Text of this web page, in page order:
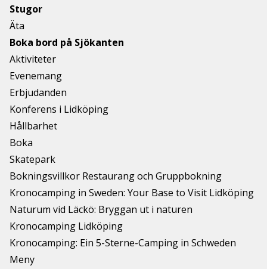
Stugor
Äta
Boka bord på Sjökanten
Aktiviteter
Evenemang
Erbjudanden
Konferens i Lidköping
Hållbarhet
Boka
Skatepark
Bokningsvillkor Restaurang och Gruppbokning
Kronocamping in Sweden: Your Base to Visit Lidköping
Naturum vid Läckö: Bryggan ut i naturen
Kronocamping Lidköping
Kronocamping: Ein 5-Sterne-Camping in Schweden
Meny